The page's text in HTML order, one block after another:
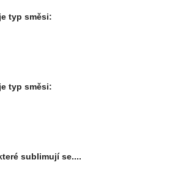
typ směsi:
typ směsi:
sublimují se....